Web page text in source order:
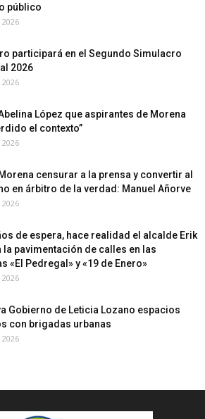
público
participará en el Segundo Simulacro
2026
López que aspirantes de Morena
el contexto”
censurar a la prensa y convertir al
en árbitro de la verdad: Manuel Añorve
de espera, hace realidad el alcalde Erik
la pavimentación de calles en las
«El Pedregal» y «19 de Enero»
Gobierno de Leticia Lozano espacios
con brigadas urbanas